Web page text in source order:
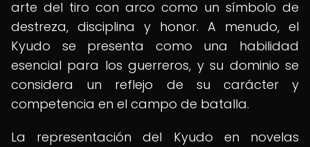
arte del tiro con arco como un símbolo de
destreza, disciplina y honor. A menudo, el
Kyudo se presenta como una habilidad
esencial para los guerreros, y su dominio se
considera un reflejo de su carácter y
competencia en el campo de batalla.
La representación del Kyudo en novelas